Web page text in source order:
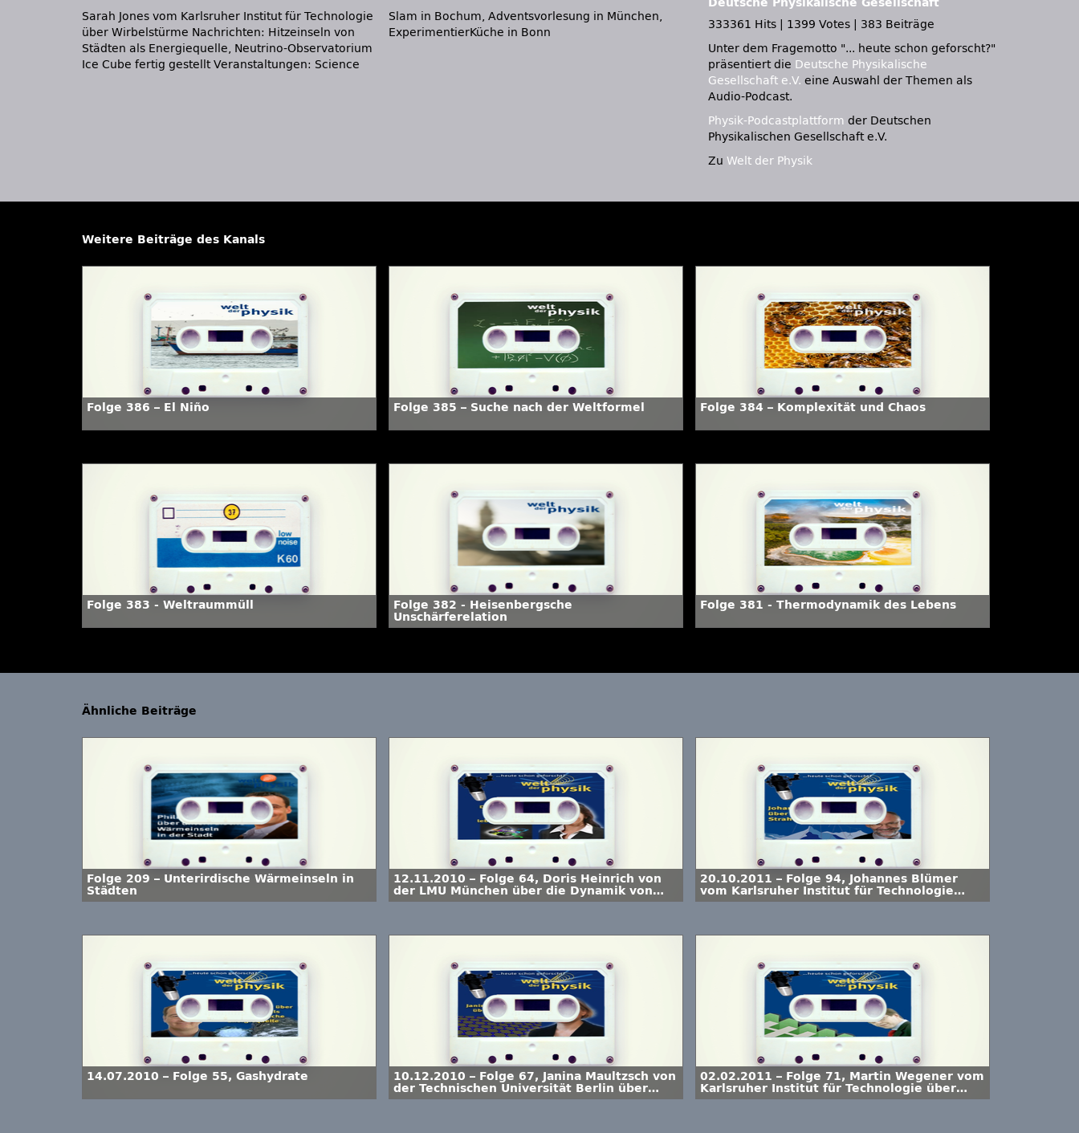
Sarah Jones vom Karlsruher Institut für Technologie
über Wirbelstürme Nachrichten: Hitzeinseln von
Städten als Energiequelle, Neutrino-Observatorium
Ice Cube fertig gestellt Veranstaltungen: Science
Slam in Bochum, Adventsvorlesung in München,
ExperimentierKüche in Bonn
Deutsche Physikalische Gesellschaft
333361 Hits
1399 Votes
383 Beiträge
Unter dem Fragemotto
... heute schon geforscht?
präsentiert die Deutsche Physikalische
Gesellschaft e.V. eine Auswahl der Themen als
Audio-Podcast.
Physik-Podcastplattform der Deutschen
Physikalischen Gesellschaft e.V.
Zu Welt der Physik
Weitere Beiträge des Kanals
Folge 386 – El Niño Folge 385 – Suche nach der Weltformel Folge 384 – Komplexität und Chaos
Folge 383 - Weltraummüll
Folge 382 - Heisenbergsche
Unschärferelation
Folge 381 - Thermodynamik des Lebens
Ähnliche Beiträge
Folge 209 – Unterirdische Wärmeinseln in
Städten
12.11.2010 – Folge 64, Doris Heinrich von
der LMU München über die Dynamik von
lebenden Zellen
20.10.2011 – Folge 94, Johannes Blümer
vom Karlsruher Institut für Technologie
über energiereiche kosmische Strahlung
14.07.2010 – Folge 55, Gashydrate
10.12.2010 – Folge 67, Janina Maultzsch von
der Technischen Universität Berlin über
Graphen
02.02.2011 – Folge 71, Martin Wegener vom
Karlsruher Institut für Technologie über
Metamaterialien